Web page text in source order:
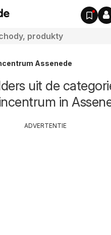
Assenede
uit de
in
ADVERTENTIE